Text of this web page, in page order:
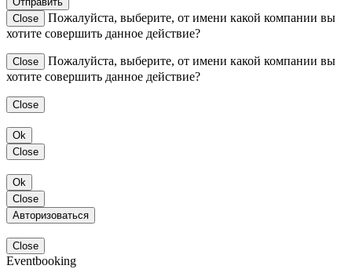
Close
Пожалуйста, выберите, от имени какой компании вы
хотите совершить данное действие?
Close
Пожалуйста, выберите, от имени какой компании вы
хотите совершить данное действие?
Close
Ok
Close
Ok
Close
Авторизоваться
Close
Eventbooking